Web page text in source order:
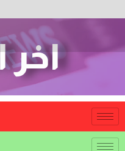
اخر